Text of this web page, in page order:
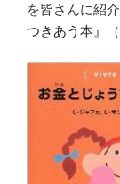
を皆さんに紹
つきあう本』